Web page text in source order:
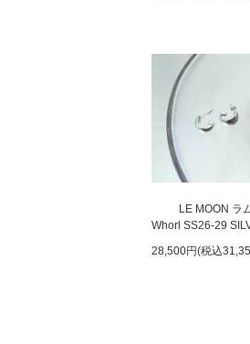
LE MOON ラ
Whorl SS26-29
28,500円(税込